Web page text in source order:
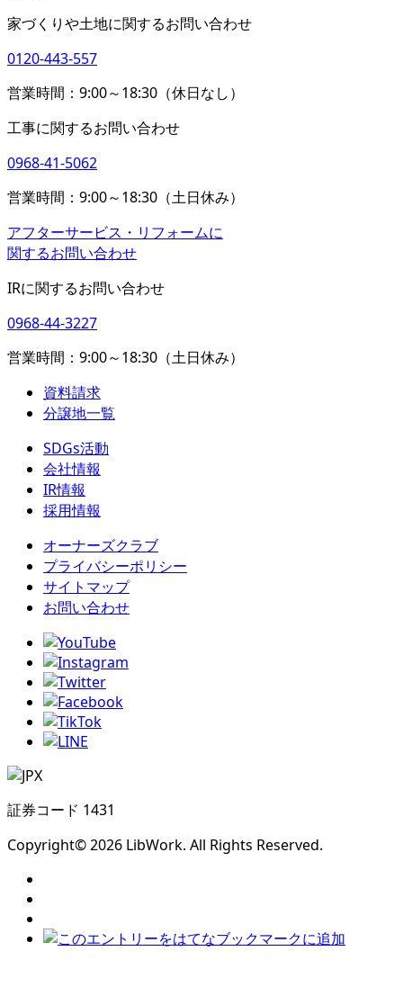
家づくりや土地に関するお問い合わせ
0120-443-557
営業時間：9:00～18:30（休日なし）
工事に関するお問い合わせ
0968-41-5062
営業時間：9:00～18:30（土日休み）
アフターサービス・リフォームに
関するお問い合わせ
IRに関するお問い合わせ
0968-44-3227
営業時間：9:00～18:30（土日休み）
資料請求
分譲地一覧
SDGs活動
会社情報
IR情報
採用情報
オーナーズクラブ
プライバシーポリシー
サイトマップ
お問い合わせ
証券コード 1431
Copyright© 2026 LibWork. All Rights Reserved.